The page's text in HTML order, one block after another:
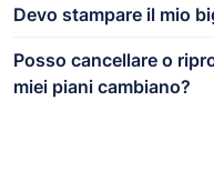
Devo stampare il mio
Posso cancellare o
miei piani cambiano?